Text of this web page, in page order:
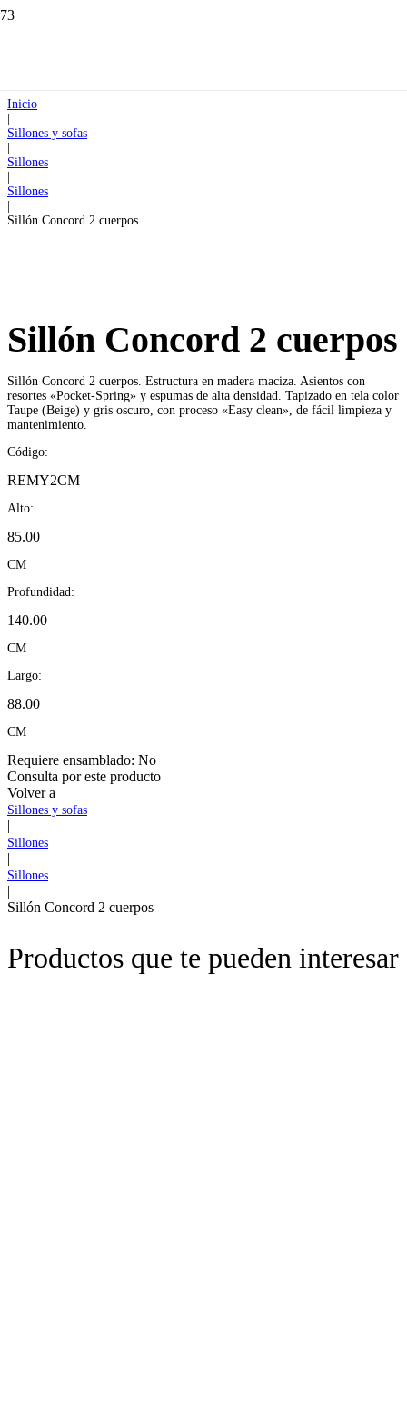
Inicio
Sillones y sofas
Sillones
Sillones
Sillón Concord 2 cuerpos
Sillón Concord 2 cuerpos
Sillón Concord 2 cuerpos. Estructura en madera maciza. Asientos con
resortes «Pocket-Spring» y espumas de alta densidad. Tapizado en tela color
Taupe (Beige) y gris oscuro, con proceso «Easy clean», de fácil limpieza y
mantenimiento.
Código:
REMY2CM
Alto:
85.00
CM
Profundidad:
140.00
CM
Largo:
88.00
CM
Requiere ensamblado: No
Consulta por este producto
Volver a
Sillones y sofas
|
Sillones
|
Sillones
|
Sillón Concord 2 cuerpos
Productos que te pueden interesar